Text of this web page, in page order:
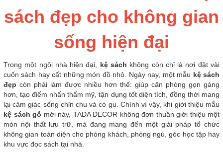
sách đẹp cho không gian
sống hiện đại
Trong một ngôi nhà hiện đại, kệ sách không còn chỉ là nơi đặt vài
cuốn sách hay cất những món đồ nhỏ. Ngày nay, một mẫu kệ sách
đẹp còn phải làm được nhiều hơn thế: giúp căn phòng gọn gàng
hơn, tạo điểm nhấn thẩm mỹ, tận dụng tốt diện tích, đồng thời mang
lại cảm giác sống chỉn chu và có gu. Chính vì vậy, khi giới thiệu mẫu
kệ sách gỗ mới này, TADA DECOR không đơn thuần giới thiệu một
món nội thất lưu trữ, mà đang mang đến một giải pháp tổ chức
không gian toàn diện cho phòng khách, phòng ngủ, góc học tập hay
khu vực đọc sách tại nhà.